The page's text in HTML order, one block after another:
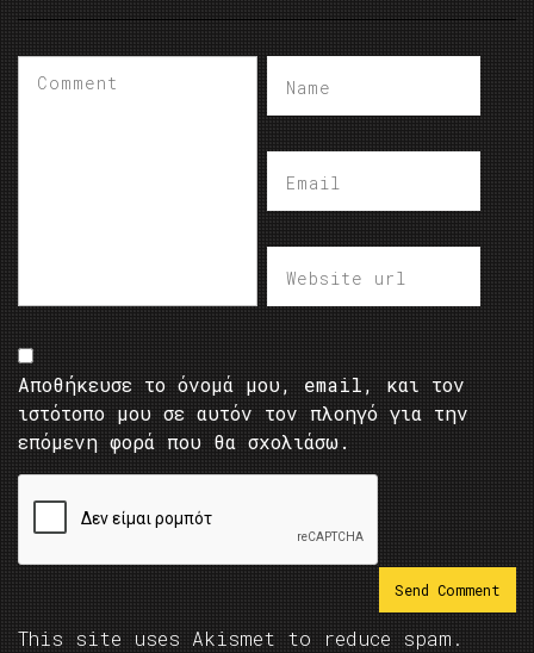
Αποθήκευσε το όνομά μου, email, και τον
ιστότοπο μου σε αυτόν τον πλοηγό για την
επόμενη φορά που θα σχολιάσω.
This site uses Akismet to reduce spam.